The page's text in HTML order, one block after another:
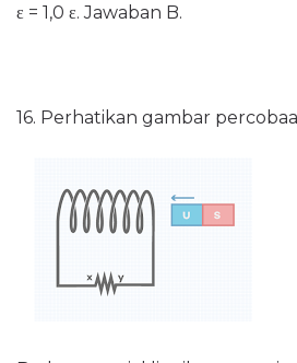
ε = 1,0 ε. Jawaban B.
16. Perhatikan gambar